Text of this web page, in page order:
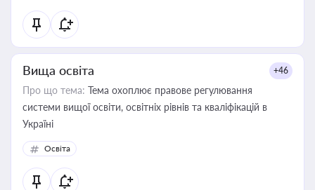
Вища освіта +46
Про що тема: Тема охоплює правове регулювання
системи вищої освіти, освітніх рівнів та кваліфікацій в
Україні
Освіта